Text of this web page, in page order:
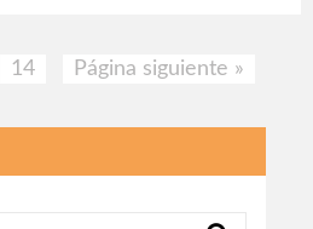
14 Página siguiente »